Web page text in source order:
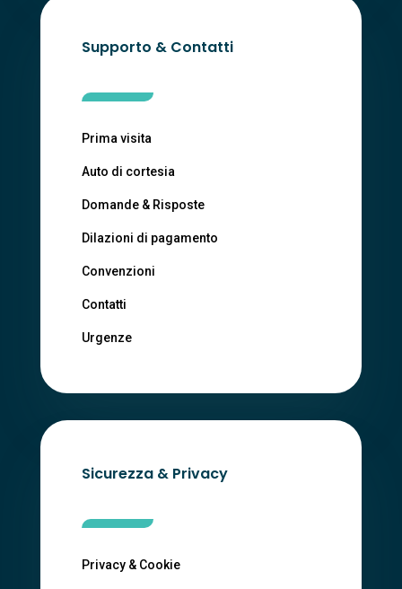
Supporto & Contatti
Prima visita
Auto di cortesia
Domande & Risposte
Dilazioni di pagamento
Convenzioni
Contatti
Urgenze
Sicurezza & Privacy
Privacy & Cookie